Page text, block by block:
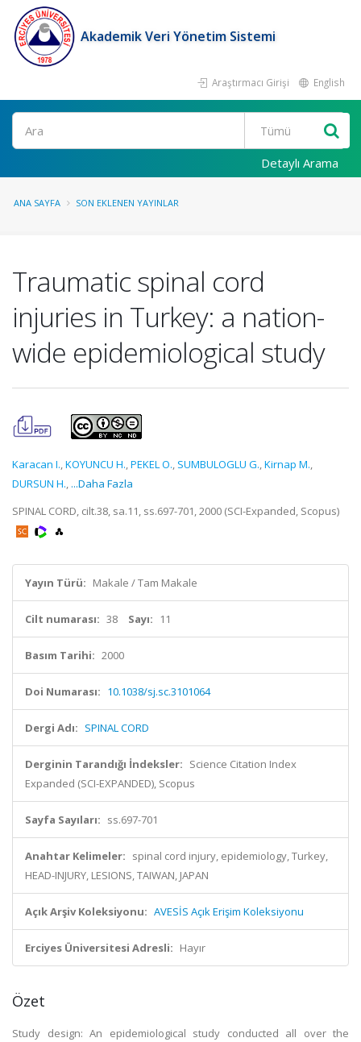
Akademik Veri Yönetim Sistemi
Araştırmacı Girişi English
Ara
Detaylı Arama
ANA SAYFA SON EKLENEN YAYINLAR
Traumatic spinal cord
injuries in Turkey: a nation-
wide epidemiological study
Karacan I.,KOYUNCU H.,PEKEL O., SUMBULOGLU G.,Kirnap M.,
DURSUN H., ...Daha Fazla
SPINAL CORD, cilt.38, sa.11, ss.697-701, 2000 (SCI-Expanded, Scopus)
Yayın Türü: Makale / Tam Makale
Cilt numarası: 38 Sayı: 11
Basım Tarihi: 2000
Doi Numarası: 10.1038/sj.sc.3101064
Dergi Adı: SPINAL CORD
Derginin Tarandığı İndeksler: Science Citation Index
Expanded (SCI-EXPANDED), Scopus
Sayfa Sayıları: ss.697-701
Anahtar Kelimeler: spinal cord injury, epidemiology, Turkey,
HEAD-INJURY, LESIONS, TAIWAN, JAPAN
Açık Arşiv Koleksiyonu: AVESİS Açık Erişim Koleksiyonu
Erciyes Üniversitesi Adresli: Hayır
Özet
Study design: An epidemiological study conducted all over the